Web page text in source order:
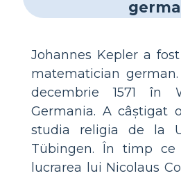
Johannes Kepler a
matematician
decembrie 1571 în
Germania. A câștigat
studia religia de la
Tübingen. În timp
lucrarea lui Nicolaus